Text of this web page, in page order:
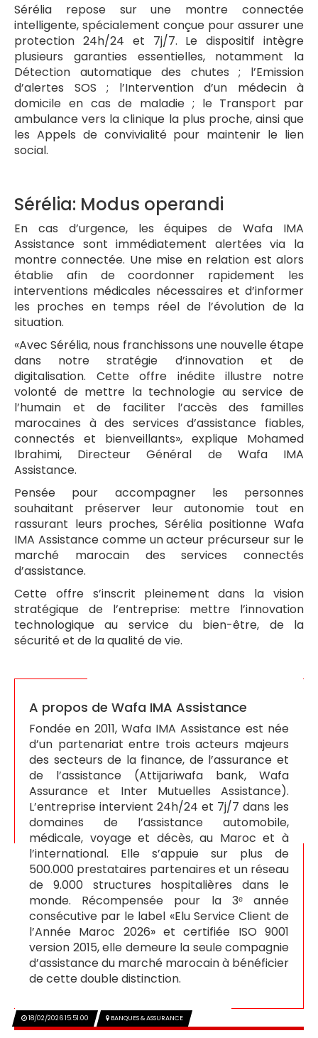
Sérélia repose sur une montre connectée
intelligente, spécialement conçue pour assurer une
protection 24h/24 et 7j/7. Le dispositif intègre
plusieurs garanties essentielles, notamment la
Détection automatique des chutes ; l’Emission
d’alertes SOS ; l’Intervention d’un médecin à
domicile en cas de maladie ; le Transport par
ambulance vers la clinique la plus proche, ainsi que
les Appels de convivialité pour maintenir le lien
social.
Sérélia: Modus operandi
En cas d’urgence, les équipes de Wafa IMA
Assistance sont immédiatement alertées via la
montre connectée. Une mise en relation est alors
établie afin de coordonner rapidement les
interventions médicales nécessaires et d’informer
les proches en temps réel de l’évolution de la
situation.
«Avec Sérélia, nous franchissons une nouvelle étape
dans notre stratégie d’innovation et de
digitalisation. Cette offre inédite illustre notre
volonté de mettre la technologie au service de
l’humain et de faciliter l’accès des familles
marocaines à des services d’assistance fiables,
connectés et bienveillants», explique Mohamed
Ibrahimi, Directeur Général de Wafa IMA
Assistance.
Pensée pour accompagner les personnes
souhaitant préserver leur autonomie tout en
rassurant leurs proches, Sérélia positionne Wafa
IMA Assistance comme un acteur précurseur sur le
marché marocain des services connectés
d’assistance.
Cette offre s’inscrit pleinement dans la vision
stratégique de l’entreprise: mettre l’innovation
technologique au service du bien-être, de la
sécurité et de la qualité de vie.
A propos de Wafa IMA Assistance
Fondée en 2011, Wafa IMA Assistance est née
d’un partenariat entre trois acteurs majeurs
des secteurs de la finance, de l’assurance et
de l’assistance (Attijariwafa bank, Wafa
Assurance et Inter Mutuelles Assistance).
L’entreprise intervient 24h/24 et 7j/7 dans les
domaines de l’assistance automobile,
médicale, voyage et décès, au Maroc et à
l’international. Elle s’appuie sur plus de
500.000 prestataires partenaires et un réseau
de 9.000 structures hospitalières dans le
monde. Récompensée pour la 3ᵉ année
consécutive par le label «Elu Service Client de
l’Année Maroc 2026» et certifiée ISO 9001
version 2015, elle demeure la seule compagnie
d’assistance du marché marocain à bénéficier
de cette double distinction.
18/02/2026 15:51:00 BANQUES & ASSURANCE